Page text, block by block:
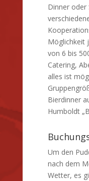
Dinner oder
Möglichkeit
von 6 bis
Catering,
alles ist
Bierdinner
Humboldt
Um den
nach dem
Wetter, es